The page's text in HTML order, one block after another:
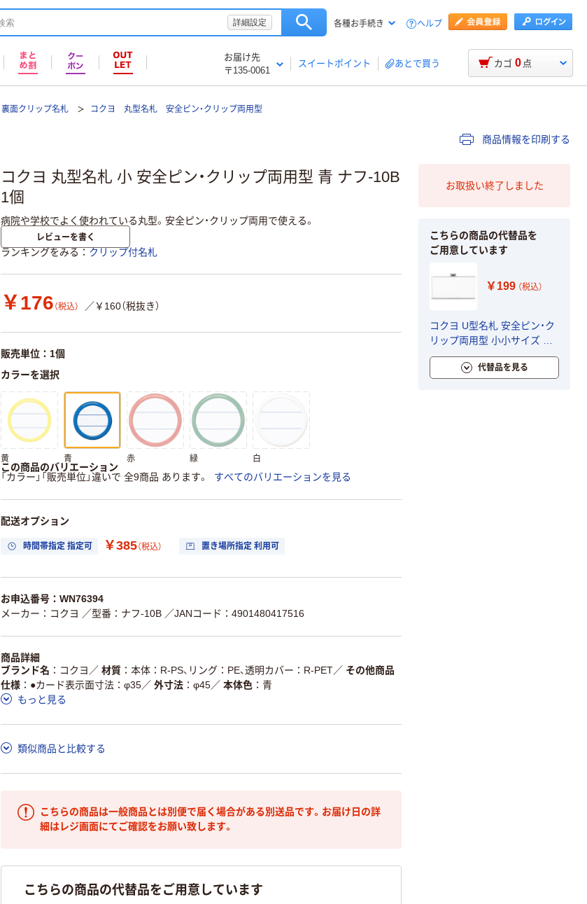
詳細設定 各種お手続き ヘルプ
お届け先
〒135-0061
スイートポイント あとで買う カゴ 0 点
裏面クリップ名札 コクヨ 丸型名札 安全ピン・クリップ両用型
商品情報を印刷する
コクヨ 丸型名札 小 安全ピン・クリップ両用型 青 ナフ-10B
1個
病院や学校でよく使われている丸型。安全ピン・クリップ両用で使える。
レビューを書く
ランキングをみる クリップ付名札
￥176 （税込） ／￥160（税抜き）
販売単位：1個
カラーを選択
黄 青 赤 緑 白
この商品のバリエーション
「カラー」「販売単位」違いで 全9商品 あります。
すべてのバリエーションを見る
配送オプション
時間帯指定 指定可 ￥385（税込） 置き場所指定 利用可
お申込番号：WN76394
メーカー：コクヨ ／型番：ナフ-10B ／JANコード：4901480417516
商品詳細
ブランド名
コクヨ ／ 材質 本体：R-PS、リング：PE、透明カバー：R-PET／ その他商品
仕様
●カード表示面寸法：φ35／ 外寸法 φ45／ 本体色
青
もっと見る
類似商品と比較する
こちらの商品は一般商品とは別便で届く場合がある別送品です。お届け日の詳
細はレジ画面にてご確認をお願い致します。
こちらの商品の代替品をご用意しています
お取扱い終了しました
こちらの商品の代替品を
ご用意しています
￥199 （税込）
コクヨ U型名札 安全ピン・ク
リップ両用型 小小サイズ ナ
フ-1 1個
代替品を見る